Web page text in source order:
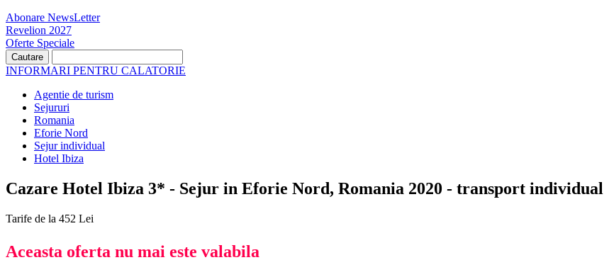
Abonare NewsLetter
Revelion 2027
Oferte Speciale
INFORMARI PENTRU CALATORIE
Agentie de turism
Sejururi
Romania
Eforie Nord
Sejur individual
Hotel Ibiza
Cazare Hotel Ibiza 3* - Sejur in Eforie Nord, Romania 2020 - transport individual
Tarife de la 452 Lei
Aceasta oferta nu mai este valabila